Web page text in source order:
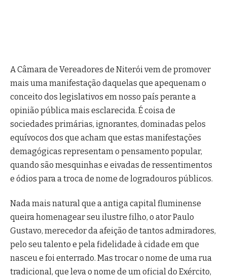
A Câmara de Vereadores de Niterói vem de promover
mais uma manifestação daquelas que apequenam o
conceito dos legislativos em nosso país perante a
opinião pública mais esclarecida. É coisa de
sociedades primárias, ignorantes, dominadas pelos
equívocos dos que acham que estas manifestações
demagógicas representam o pensamento popular,
quando são mesquinhas e eivadas de ressentimentos
e ódios para a troca de nome de logradouros públicos.
Nada mais natural que a antiga capital fluminense
queira homenagear seu ilustre filho, o ator Paulo
Gustavo, merecedor da afeição de tantos admiradores,
pelo seu talento e pela fidelidade à cidade em que
nasceu e foi enterrado. Mas trocar o nome de uma rua
tradicional, que leva o nome de um oficial do Exército,